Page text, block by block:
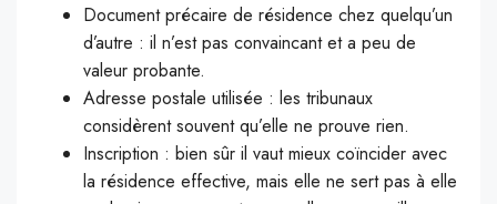
Document précaire de résidence chez quelqu’un
d’autre : il n’est pas convaincant et a peu de
valeur probante.
Adresse postale utilisée : les tribunaux
considèrent souvent qu’elle ne prouve rien.
Inscription : bien sûr il vaut mieux coïncider avec
la résidence effective, mais elle ne sert pas à elle